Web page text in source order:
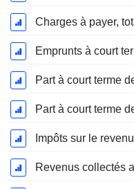
Charges à payer,
Emprunts à court
Part à court terme
Part à court terme
Impôts sur le